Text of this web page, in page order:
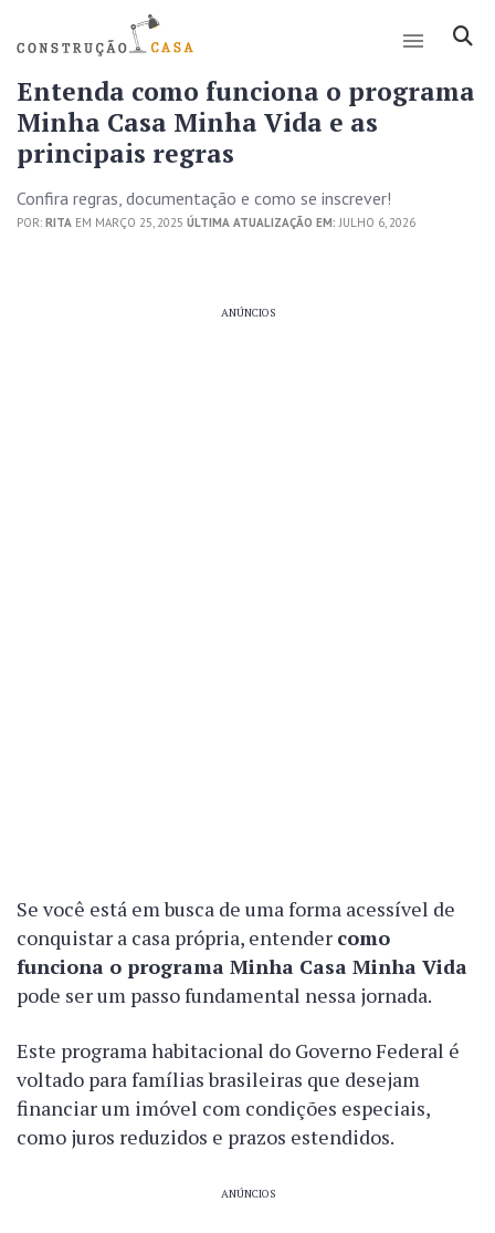
Entenda como funciona o programa
Minha Casa Minha Vida e as
principais regras
Confira regras, documentação e como se inscrever!
POR: RITA EM MARÇO 25, 2025 ÚLTIMA ATUALIZAÇÃO EM: JULHO 6, 2026
ANÚNCIOS
Se você está em busca de uma forma acessível de
conquistar a casa própria, entender como
funciona o programa Minha Casa Minha Vida
pode ser um passo fundamental nessa jornada.
Este programa habitacional do Governo Federal é
voltado para famílias brasileiras que desejam
financiar um imóvel com condições especiais,
como juros reduzidos e prazos estendidos.
ANÚNCIOS